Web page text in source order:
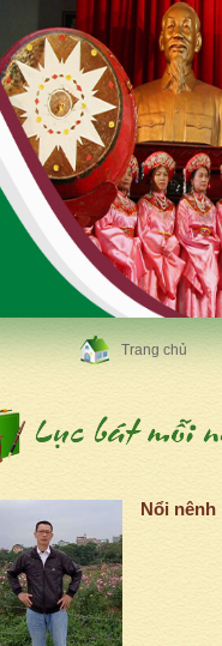
Trang chủ
Nổi